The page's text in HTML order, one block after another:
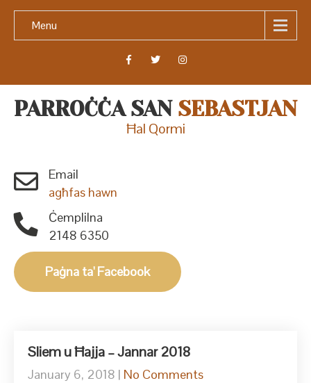
Menu
PARROĊĊA SAN SEBASTJAN
Ħal Qormi
Email
agħfas hawn
Ċemplilna
2148 6350
Paġna ta' Facebook
Sliem u Ħajja – Jannar 2018
January 6, 2018 | No Comments